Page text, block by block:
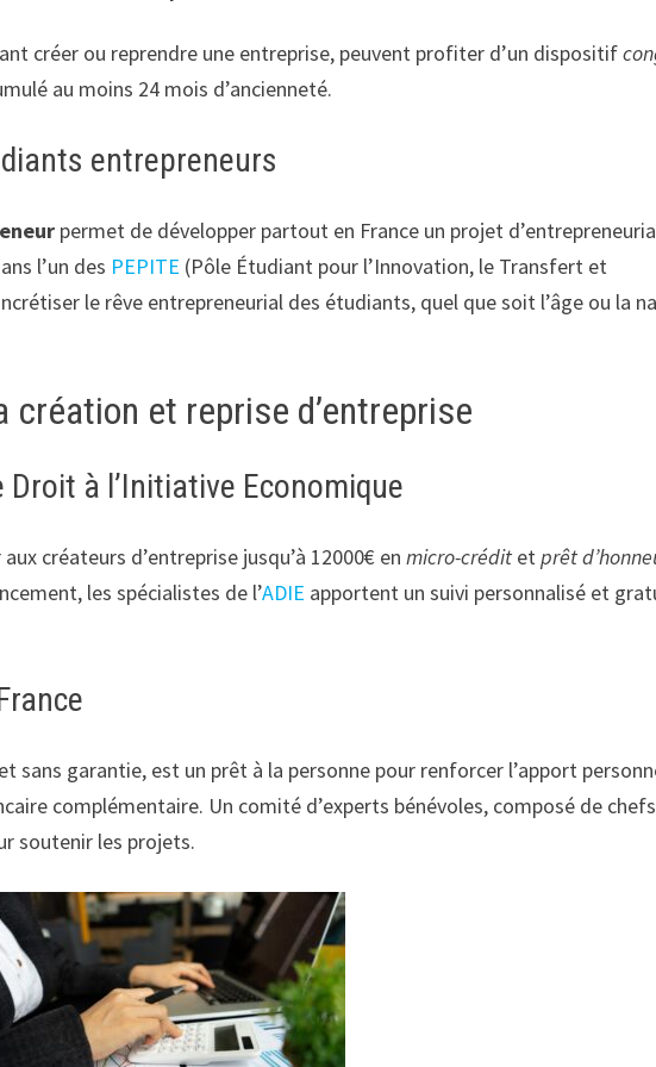
créer ou reprendre une entreprise, peuvent profiter d’un dispositif
au moins 24 mois d’ancienneté.
entrepreneurs
permet de développer partout en France un projet
l’un des PEPITE (Pôle Étudiant pour l’Innovation, le Transfert et
le rêve entrepreneurial des étudiants, quel que soit l’âge ou la
et reprise d’entreprise
Droit à l’Initiative Economique
créateurs d’entreprise jusqu’à 12000€ enmicro-crédit etprêt
les spécialistes de l’ADIE apportent un suivi personnalisé et
et sans garantie, est un prêt à la personne pour renforcer l’apport
complémentaire. Un comité d’experts bénévoles, composé de chefs
soutenir les projets.